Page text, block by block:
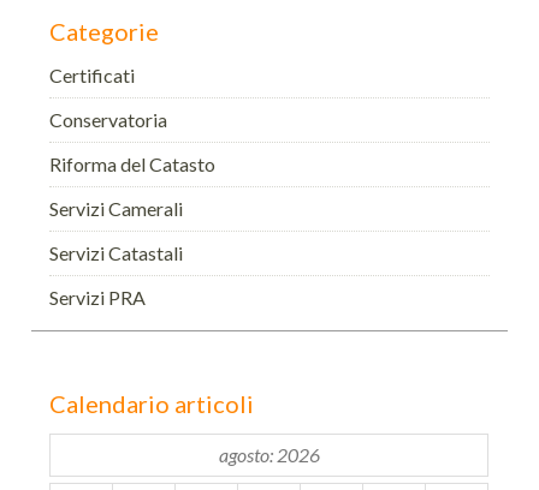
Categorie
Certificati
Conservatoria
Riforma del Catasto
Servizi Camerali
Servizi Catastali
Servizi PRA
Calendario articoli
agosto: 2026